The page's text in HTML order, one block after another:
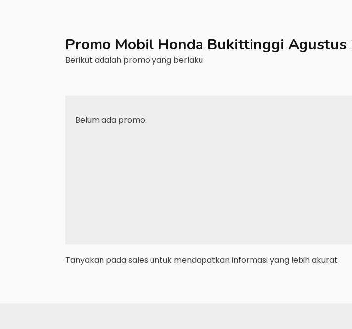
Promo Mobil Honda Bukittinggi Agustus
Berikut adalah promo yang berlaku
Belum ada promo
Tanyakan pada sales untuk mendapatkan informasi yang lebih akurat